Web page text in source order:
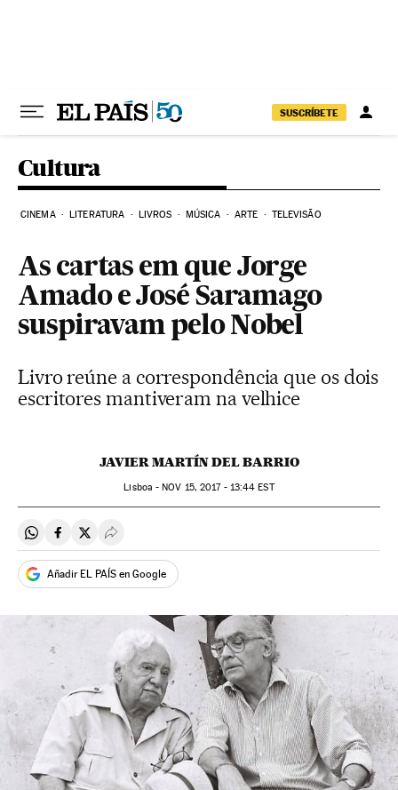
SUSCRÍBETE
Cultura
CINEMA LITERATURA LIVROS MÚSICA ARTE TELEVISÃO
As cartas em que Jorge
Amado e José Saramago
suspiravam pelo Nobel
Livro reúne a correspondência que os dois
escritores mantiveram na velhice
JAVIER MARTÍN DEL BARRIO
Lisboa -NOV 15, 2017 - 13:44 EST
Compartir en Whatsapp
Compartir en Facebook
Compartir en Twitter
Desplegar Redes Sociales
Añadir EL PAÍS en Google